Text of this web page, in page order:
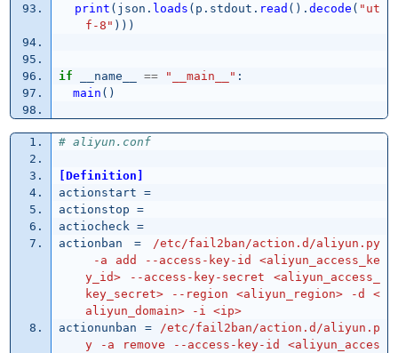
print ( json . loads ( p . stdout . read (). decode ( " ut
f-8 " )))
if __name__ == " __main__ " :
main ()
# aliyun.conf
[Definition]
actionstart =
actionstop =
actiocheck =
actionban
=
/etc/fail2ban/action.d/aliyun.py
-a add --access-key-id <aliyun_access_ke
y_id> --access-key-secret <aliyun_access_
key_secret> --region <aliyun_region> -d <
aliyun_domain> -i <ip>
actionunban
=
/etc/fail2ban/action.d/aliyun.p
y -a remove --access-key-id <aliyun_acces